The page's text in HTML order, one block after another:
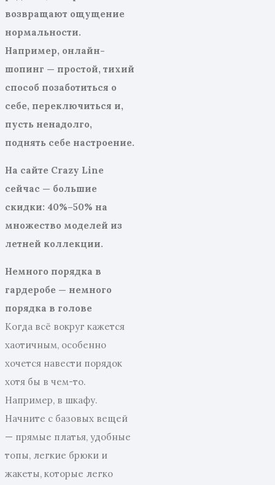
возвращают ощущение
нормальности.
Например, онлайн-
шопинг — простой, тихий
способ позаботиться о
себе, переключиться и,
пусть ненадолго,
поднять себе настроение.
На сайте Crazy Line
сейчас — большие
скидки: 40%–50% на
множество моделей из
летней коллекции.
Немного порядка в
гардеробе — немного
порядка в голове
Когда всё вокруг кажется
хаотичным, особенно
хочется навести порядок
хотя бы в чем-то.
Например, в шкафу.
Начните с базовых вещей
— прямые платья, удобные
топы, легкие брюки и
жакеты, которые легко